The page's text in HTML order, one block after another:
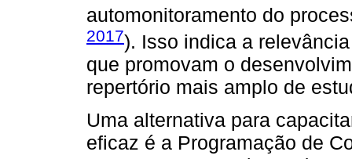
automonitoramento do
2017). Isso indica a
que promovam o
repertório mais amplo de
Uma alternativa para
eficaz é a Programação de